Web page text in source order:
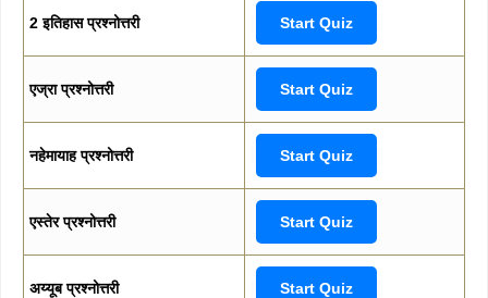
2 इतिहास प्रश्नोत्तरी Start Quiz
एज्रा प्रश्नोत्तरी Start Quiz
नहेमायाह प्रश्नोत्तरी Start Quiz
एस्तेर प्रश्नोत्तरी Start Quiz
अय्यूब प्रश्नोत्तरी Start Quiz